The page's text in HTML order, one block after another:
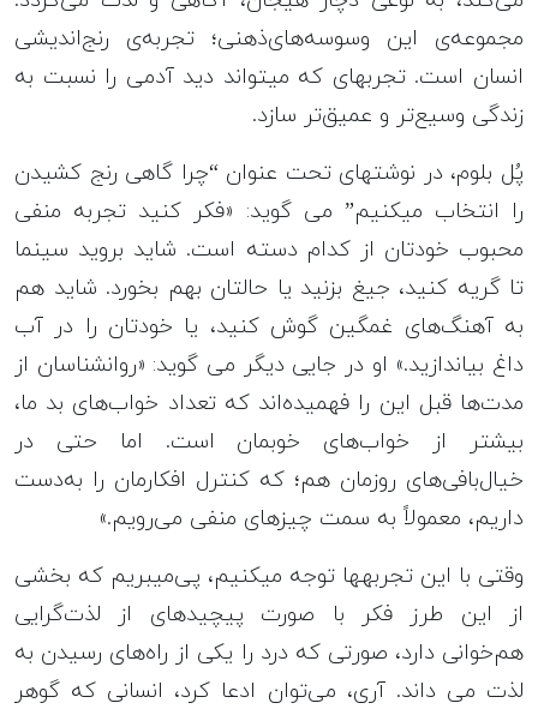
مجموعه‌ی این وسوسه‌های‌ذهنی؛ تجربه‌ی رنج‌اندیشی
انسان است. تجربه‎ای که میتواند دید آدمی را نسبت به
زندگی وسیع‌تر و عمیق‌تر سازد.
پُل بلوم، در نوشته‎ای تحت عنوان “چرا گاهی رنج کشیدن
را انتخاب می‎کنیم” می گوید: «فکر کنید تجربه منفی
محبوب خودتان از کدام دسته است. شاید بروید سینما
تا گریه کنید، جیغ بزنید یا حالتان بهم بخورد. شاید هم
به آهنگ‌های غمگین گوش کنید، یا خودتان را در آب
داغ بیاندازید.» او در جایی دیگر می گوید: «روان‎شناسان از
مدت‌ها قبل این را فهمیده‌اند که تعداد خواب‌های بد ما،
بیشتر از خواب‌های خوبمان است. اما حتی در
خیال‌بافی‌های روزمان هم؛ که کنترل افکارمان را به‌دست
داریم، معمولاً به سمت چیزهای منفی می‌رویم.»
وقتی با این تجربه‎ها توجه می‎کنیم، پی‌می‎بریم که بخشی
از این طرز فکر با صورت پیچیده‎ای از لذت‌گرایی
هم‌خوانی دارد، صورتی که درد را یکی از راه‌های رسیدن به
لذت می داند. آری، می‌توان ادعا کرد، انسانی که گوهر